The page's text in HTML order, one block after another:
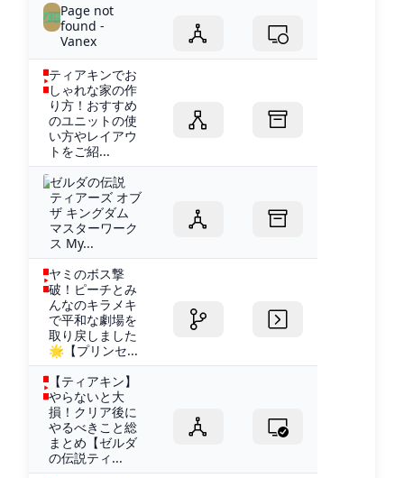
Page not
found -
Vanex
ティアキンでお
しゃれな家の作
り方！おすすめ
のユニットの使
い方やレイアウ
トをご紹...
ゼルダの伝説
ティアーズ オブ
ザ キングダム
マスターワーク
ス My...
ヤミのボス撃
破！ピーチとみ
んなのキラメキ
で平和な劇場を
取り戻しました
🌟【プリンセ...
【ティアキン】
やらないと大
損！クリア後に
やるべきこと総
まとめ【ゼルダ
の伝説ティ...